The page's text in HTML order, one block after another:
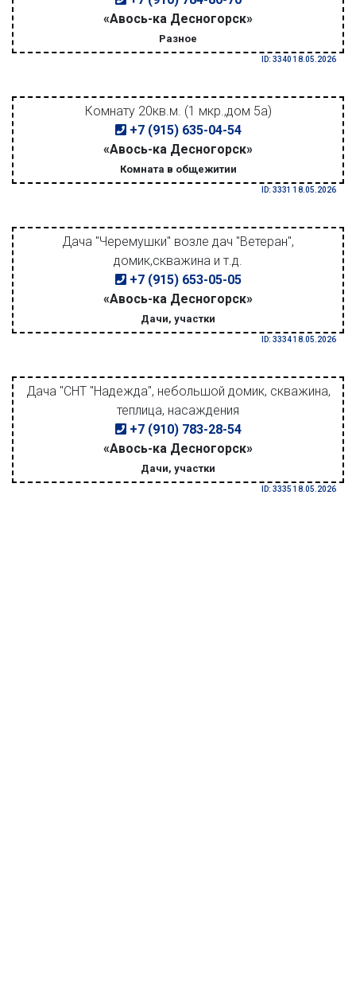
«Авось-ка Десногорск»
Разное
ID: 3340 18.05.2026
Комнату 20кв.м. (1 мкр.,дом 5а)
+7 (915) 635-04-54
«Авось-ка Десногорск»
Комната в общежитии
ID: 3331 18.05.2026
Дача "Черемушки" возле дач "Ветеран",
домик,скважина и т.д.
+7 (915) 653-05-05
«Авось-ка Десногорск»
Дачи, участки
ID: 3334 18.05.2026
Дача "СНТ "Надежда", небольшой домик, скважина,
теплица, насаждения
+7 (910) 783-28-54
«Авось-ка Десногорск»
Дачи, участки
ID: 3335 18.05.2026